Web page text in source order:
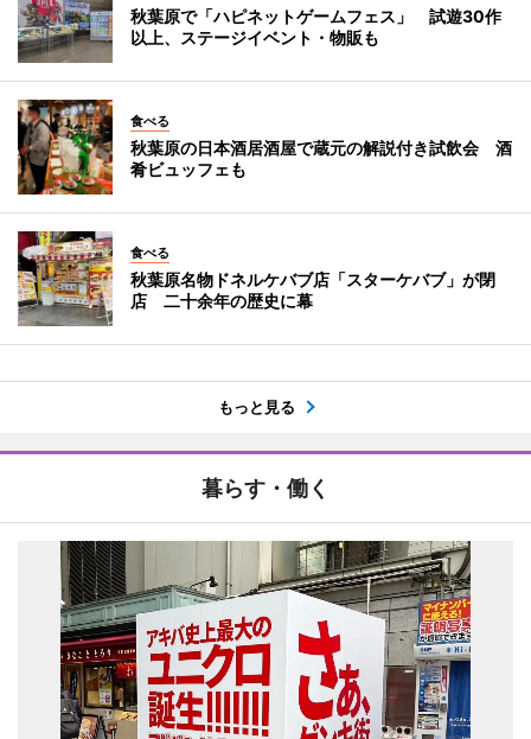
秋葉原で「ハピネットゲームフェス」 試遊30作
以上、ステージイベント・物販も
食べる
秋葉原の日本酒居酒屋で蔵元の解説付き試飲会 酒
肴ビュッフェも
食べる
秋葉原名物ドネルケバブ店「スターケバブ」が閉
店 二十余年の歴史に幕
もっと見る
暮らす・働く